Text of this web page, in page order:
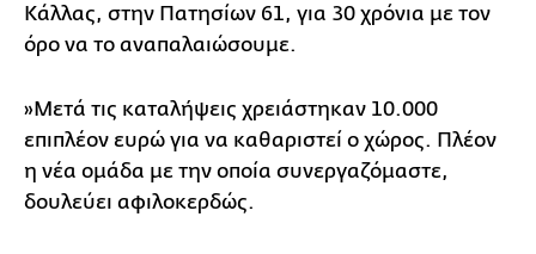
Κάλλας, στην Πατησίων 61, για 30 χρόνια με τον
όρο να το αναπαλαιώσουμε.
»Μετά τις καταλήψεις χρειάστηκαν 10.000
επιπλέον ευρώ για να καθαριστεί ο χώρος. Πλέον
η νέα ομάδα με την οποία συνεργαζόμαστε,
δουλεύει αφιλοκερδώς.